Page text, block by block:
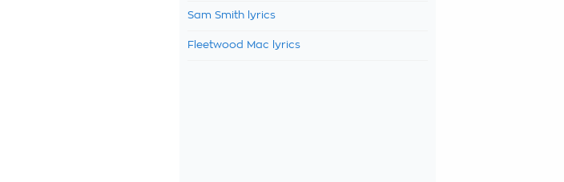
Sam Smith lyrics
Fleetwood Mac lyrics